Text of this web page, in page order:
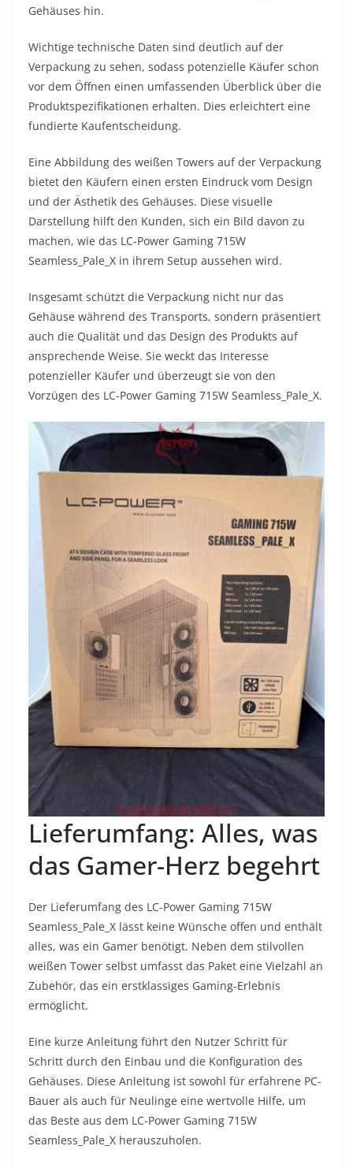
Gehäuses hin.
Wichtige technische Daten sind deutlich auf der
Verpackung zu sehen, sodass potenzielle Käufer schon
vor dem Öffnen einen umfassenden Überblick über die
Produktspezifikationen erhalten. Dies erleichtert eine
fundierte Kaufentscheidung.
Eine Abbildung des weißen Towers auf der Verpackung
bietet den Käufern einen ersten Eindruck vom Design
und der Ästhetik des Gehäuses. Diese visuelle
Darstellung hilft den Kunden, sich ein Bild davon zu
machen, wie das LC-Power Gaming 715W
Seamless_Pale_X in ihrem Setup aussehen wird.
Insgesamt schützt die Verpackung nicht nur das
Gehäuse während des Transports, sondern präsentiert
auch die Qualität und das Design des Produkts auf
ansprechende Weise. Sie weckt das Interesse
potenzieller Käufer und überzeugt sie von den
Vorzügen des LC-Power Gaming 715W Seamless_Pale_X.
Lieferumfang: Alles, was
das Gamer-Herz begehrt
Der Lieferumfang des LC-Power Gaming 715W
Seamless_Pale_X lässt keine Wünsche offen und enthält
alles, was ein Gamer benötigt. Neben dem stilvollen
weißen Tower selbst umfasst das Paket eine Vielzahl an
Zubehör, das ein erstklassiges Gaming-Erlebnis
ermöglicht.
Eine kurze Anleitung führt den Nutzer Schritt für
Schritt durch den Einbau und die Konfiguration des
Gehäuses. Diese Anleitung ist sowohl für erfahrene PC-
Bauer als auch für Neulinge eine wertvolle Hilfe, um
das Beste aus dem LC-Power Gaming 715W
Seamless_Pale_X herauszuholen.